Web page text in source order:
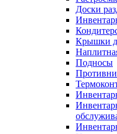
Доски
Крышки
Подносы